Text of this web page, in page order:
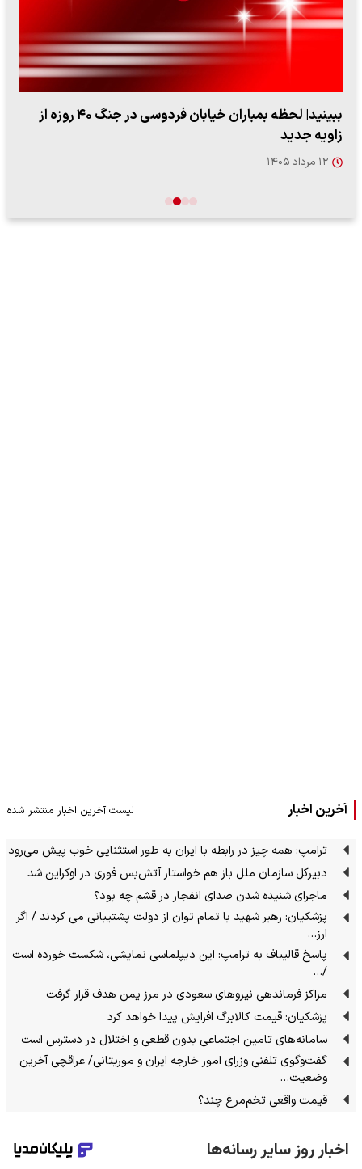
ببینید| لحظه بمباران خیابان فردوسی در جنگ ۴۰ روزه از
زاویه جدید
۱۲ مرداد ۱۴۰۵
آخرین اخبار لیست آخرین اخبار منتشر شده
ترامپ: همه چیز در رابطه با ایران به طور استثنایی خوب پیش می‌رود
دبیرکل سازمان ملل باز هم خواستار آتش‌بس فوری در اوکراین شد
ماجرای شنیده شدن صدای انفجار در قشم چه بود؟
پزشکیان: رهبر شهید با تمام توان از دولت پشتیبانی می کردند / اگر
ارز…
پاسخ قالیباف به ترامپ: این دیپلماسی نمایشی، شکست خورده است
/…
مراکز فرماندهی نیروهای سعودی در مرز یمن هدف قرار گرفت
پزشکیان: قیمت کالابرگ افزایش پیدا خواهد کرد
سامانه‌های تامین اجتماعی بدون قطعی و اختلال در دسترس است
گفت‌وگوی تلفنی وزرای امور خارجه ایران و موریتانی/ عراقچی آخرین
وضعیت…
قیمت واقعی تخم‌مرغ چند؟